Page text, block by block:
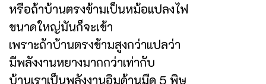
หรือถ้าบ้านตรงข้ามเป็นหม้อแปลงไฟ
ขนาดใหญ่มันก็จะเข้า
เพราะถ้าบ้านตรงข้ามสูงกว่าแปลว่า
มีพลังงานหยางมากกว่าเท่ากับ
บ้านเราเป็นพลังงานอิมด้านมืด 5 พิษ